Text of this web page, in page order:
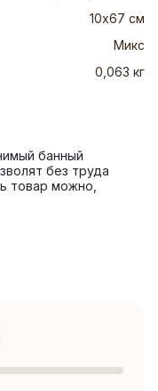
10х67 см
Микс
0,063 кг
банный
без труда
товар можно,